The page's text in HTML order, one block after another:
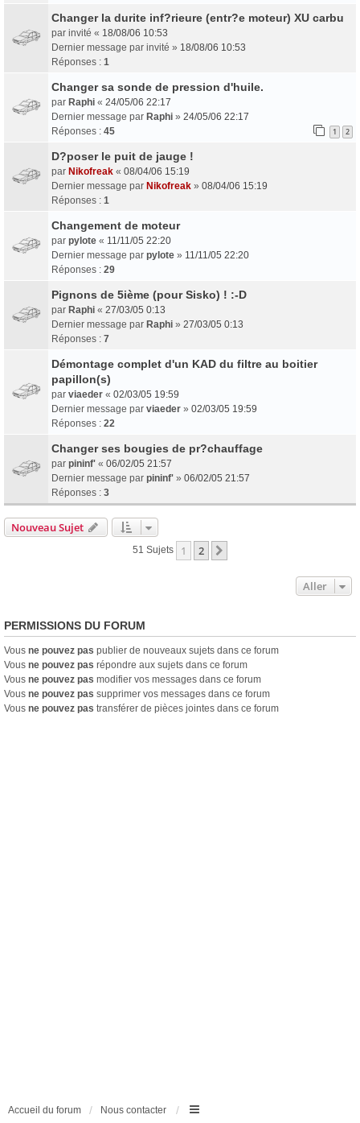
Changer la durite inf?rieure (entr?e moteur) XU carbu
par invité « 18/08/06 10:53
Dernier message par invité » 18/08/06 10:53
Réponses : 1
Changer sa sonde de pression d'huile.
par Raphi « 24/05/06 22:17
Dernier message par Raphi » 24/05/06 22:17
Réponses : 45 1 2
D?poser le puit de jauge !
par Nikofreak « 08/04/06 15:19
Dernier message par Nikofreak » 08/04/06 15:19
Réponses : 1
Changement de moteur
par pylote « 11/11/05 22:20
Dernier message par pylote » 11/11/05 22:20
Réponses : 29
Pignons de 5ième (pour Sisko) ! :-D
par Raphi « 27/03/05 0:13
Dernier message par Raphi » 27/03/05 0:13
Réponses : 7
Démontage complet d'un KAD du filtre au boitier
papillon(s)
par viaeder « 02/03/05 19:59
Dernier message par viaeder » 02/03/05 19:59
Réponses : 22
Changer ses bougies de pr?chauffage
par pininf' « 06/02/05 21:57
Dernier message par pininf' » 06/02/05 21:57
Réponses : 3
Nouveau Sujet
51 Sujets 1 2
Aller
PERMISSIONS DU FORUM
Vous ne pouvez pas publier de nouveaux sujets dans ce forum
Vous ne pouvez pas répondre aux sujets dans ce forum
Vous ne pouvez pas modifier vos messages dans ce forum
Vous ne pouvez pas supprimer vos messages dans ce forum
Vous ne pouvez pas transférer de pièces jointes dans ce forum
Accueil du forum Nous contacter